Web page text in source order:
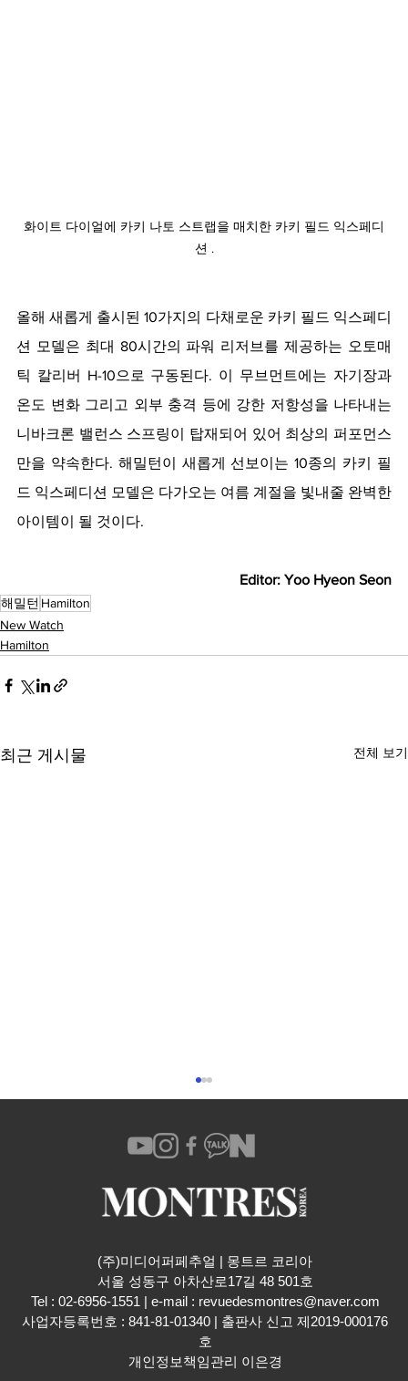
화이트 다이얼에 카키 나토 스트랩을 매치한 카키 필드 익스페디
션 .
올해 새롭게 출시된 10가지의 다채로운 카키 필드 익스페디
션 모델은 최대 80시간의 파워 리저브를 제공하는 오토매
틱 칼리버 H-10으로 구동된다. 이 무브먼트에는 자기장과
온도 변화 그리고 외부 충격 등에 강한 저항성을 나타내는
니바크론 밸런스 스프링이 탑재되어 있어 최상의 퍼포먼스
만을 약속한다. 해밀턴이 새롭게 선보이는 10종의 카키 필
드 익스페디션 모델은 다가오는 여름 계절을 빛내줄 완벽한
아이템이 될 것이다.
Editor: Yoo Hyeon Seon
해밀턴 Hamilton
New Watch
Hamilton
최근 게시물 전체 보기
해밀턴 카키 필드 익스페디션 론칭 이벤트
(주)미디어퍼페추얼 | 몽트르 코리아
​서울 성동구 아차산로17길 48 501호
Tel : 02-6956-1551 | e-mail : revuedesmontres@naver.com
사업자등록번호 : 841-81-01340 | 출판사 신고 제2019-000176
호
개인정보책임관리 이은경